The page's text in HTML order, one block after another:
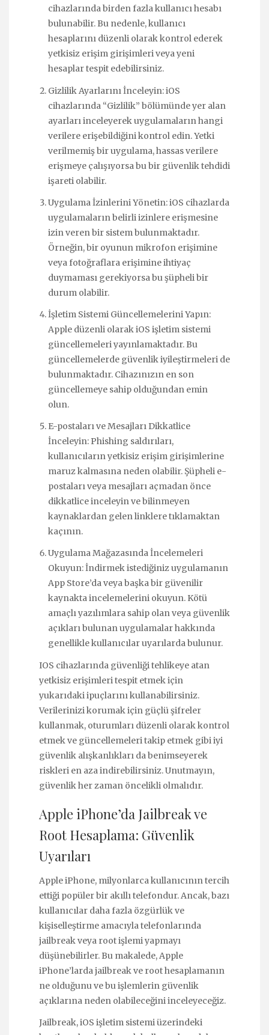
cihazlarında birden fazla kullanıcı hesabı
bulunabilir. Bu nedenle, kullanıcı
hesaplarını düzenli olarak kontrol ederek
yetkisiz erişim girişimleri veya yeni
hesaplar tespit edebilirsiniz.
Gizlilik Ayarlarını İnceleyin: iOS
cihazlarında “Gizlilik” bölümünde yer alan
ayarları inceleyerek uygulamaların hangi
verilere erişebildiğini kontrol edin. Yetki
verilmemiş bir uygulama, hassas verilere
erişmeye çalışıyorsa bu bir güvenlik tehdidi
işareti olabilir.
Uygulama İzinlerini Yönetin: iOS cihazlarda
uygulamaların belirli izinlere erişmesine
izin veren bir sistem bulunmaktadır.
Örneğin, bir oyunun mikrofon erişimine
veya fotoğraflara erişimine ihtiyaç
duymaması gerekiyorsa bu şüpheli bir
durum olabilir.
İşletim Sistemi Güncellemelerini Yapın:
Apple düzenli olarak iOS işletim sistemi
güncellemeleri yayınlamaktadır. Bu
güncellemelerde güvenlik iyileştirmeleri de
bulunmaktadır. Cihazınızın en son
güncellemeye sahip olduğundan emin
olun.
E-postaları ve Mesajları Dikkatlice
İnceleyin: Phishing saldırıları,
kullanıcıların yetkisiz erişim girişimlerine
maruz kalmasına neden olabilir. Şüpheli e-
postaları veya mesajları açmadan önce
dikkatlice inceleyin ve bilinmeyen
kaynaklardan gelen linklere tıklamaktan
kaçının.
Uygulama Mağazasında İncelemeleri
Okuyun: İndirmek istediğiniz uygulamanın
App Store’da veya başka bir güvenilir
kaynakta incelemelerini okuyun. Kötü
amaçlı yazılımlara sahip olan veya güvenlik
açıkları bulunan uygulamalar hakkında
genellikle kullanıcılar uyarılarda bulunur.
IOS cihazlarında güvenliği tehlikeye atan
yetkisiz erişimleri tespit etmek için
yukarıdaki ipuçlarını kullanabilirsiniz.
Verilerinizi korumak için güçlü şifreler
kullanmak, oturumları düzenli olarak kontrol
etmek ve güncellemeleri takip etmek gibi iyi
güvenlik alışkanlıkları da benimseyerek
riskleri en aza indirebilirsiniz. Unutmayın,
güvenlik her zaman öncelikli olmalıdır.
Apple iPhone’da Jailbreak ve
Root Hesaplama: Güvenlik
Uyarıları
Apple iPhone, milyonlarca kullanıcının tercih
ettiği popüler bir akıllı telefondur. Ancak, bazı
kullanıcılar daha fazla özgürlük ve
kişiselleştirme amacıyla telefonlarında
jailbreak veya root işlemi yapmayı
düşünebilirler. Bu makalede, Apple
iPhone’larda jailbreak ve root hesaplamanın
ne olduğunu ve bu işlemlerin güvenlik
açıklarına neden olabileceğini inceleyeceğiz.
Jailbreak, iOS işletim sistemi üzerindeki